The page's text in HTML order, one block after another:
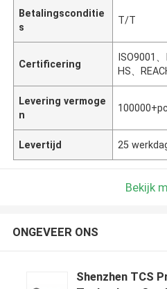
Betalingsconditie
s
T/T
Certificering
ISO9001
HS、
Levering vermoge
n
Levertijd 25
Bekijk
ONGEVEER ONS
Shenzhen TCS